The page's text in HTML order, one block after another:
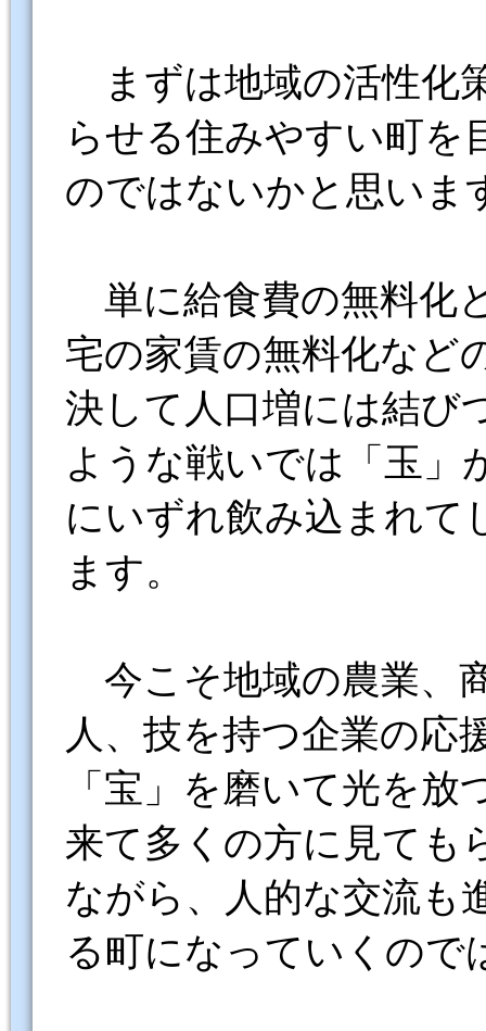
まずは地域の活性化
らせる住みやすい町
のではないかと思いま
単に給食費の無料化
宅の家賃の無料化など
決して人口増には結び
ような戦いでは「玉」
にいずれ飲み込まれ
ます。
今こそ地域の農業、
人、技を持つ企業の応
「宝」を磨いて光を
来て多くの方に見ても
ながら、人的な交流も
る町になっていくの